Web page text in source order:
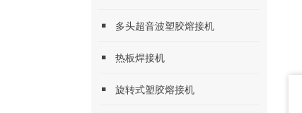
多头超音波塑胶熔接机
热板焊接机
旋转式塑胶熔接机